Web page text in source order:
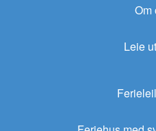
Om
Leie